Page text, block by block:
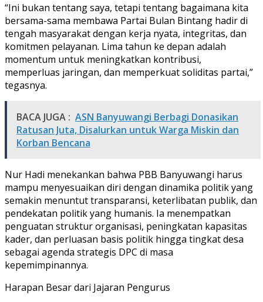
“Ini bukan tentang saya, tetapi tentang bagaimana kita
bersama-sama membawa Partai Bulan Bintang hadir di
tengah masyarakat dengan kerja nyata, integritas, dan
komitmen pelayanan. Lima tahun ke depan adalah
momentum untuk meningkatkan kontribusi,
memperluas jaringan, dan memperkuat soliditas partai,”
tegasnya.
BACA JUGA : ASN Banyuwangi Berbagi Donasikan
Ratusan Juta, Disalurkan untuk Warga Miskin dan
Korban Bencana
Nur Hadi menekankan bahwa PBB Banyuwangi harus
mampu menyesuaikan diri dengan dinamika politik yang
semakin menuntut transparansi, keterlibatan publik, dan
pendekatan politik yang humanis. Ia menempatkan
penguatan struktur organisasi, peningkatan kapasitas
kader, dan perluasan basis politik hingga tingkat desa
sebagai agenda strategis DPC di masa
kepemimpinannya.
Harapan Besar dari Jajaran Pengurus